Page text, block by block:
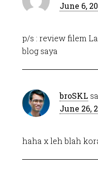
June 6,
p/s : review filem
blog saya
broSKL
June 26,
haha x leh blah